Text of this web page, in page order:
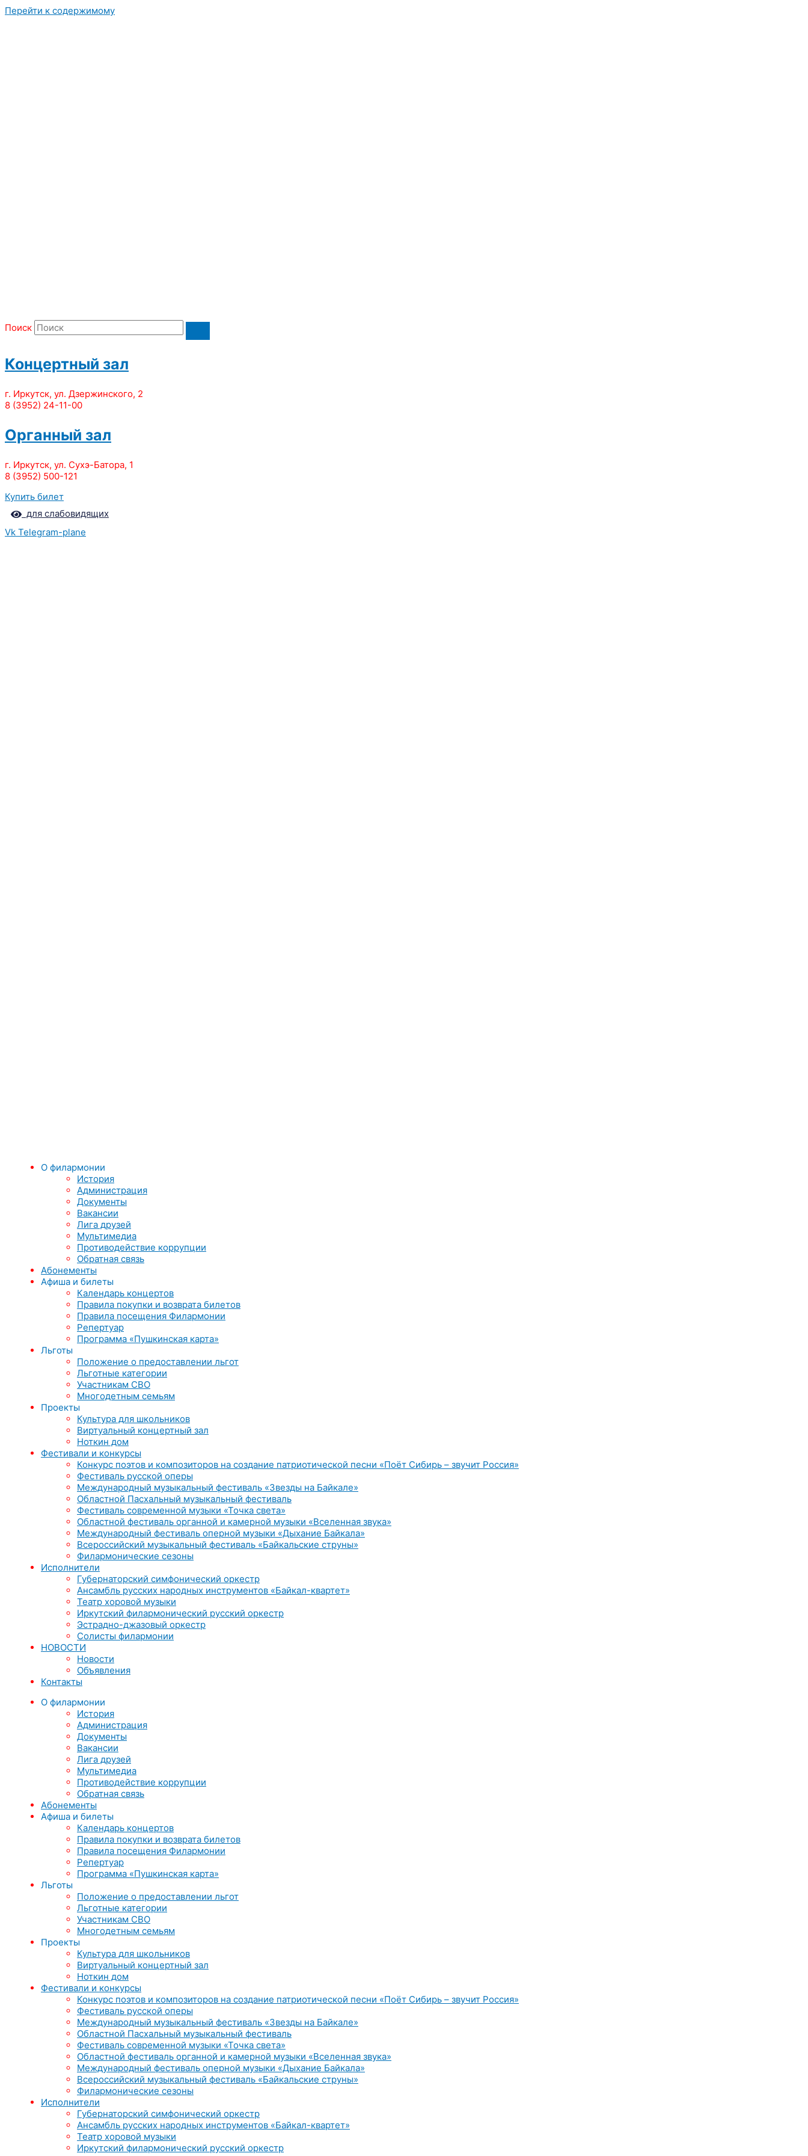
Перейти к содержимому
Поиск
Концертный зал
г. Иркутск, ул. Дзержинского, 2
8 (3952) 24-11-00
Органный зал
г. Иркутск, ул. Сухэ-Батора, 1
8 (3952) 500-121
Купить билет
для слабовидящих
Vk Telegram-plane
О филармонии
История
Администрация
Документы
Вакансии
Лига друзей
Мультимедиа
Противодействие коррупции
Обратная связь
Абонементы
Афиша и билеты
Календарь концертов
Правила покупки и возврата билетов
Правила посещения Филармонии
Репертуар
Программа «Пушкинская карта»
Льготы
Положение о предоставлении льгот
Льготные категории
Участникам СВО
Многодетным семьям
Проекты
Культура для школьников
Виртуальный концертный зал
Ноткин дом
Фестивали и конкурсы
Конкурс поэтов и композиторов на создание патриотической песни «Поёт Сибирь – звучит Россия»
Фестиваль русской оперы
Международный музыкальный фестиваль «Звезды на Байкале»
Областной Пасхальный музыкальный фестиваль
Фестиваль современной музыки «Точка света»
Областной фестиваль органной и камерной музыки «Вселенная звука»
Международный фестиваль оперной музыки «Дыхание Байкала»
Всероссийский музыкальный фестиваль «Байкальские струны»
Филармонические сезоны
Исполнители
Губернаторский симфонический оркестр
Ансамбль русских народных инструментов «Байкал-квартет»
Театр хоровой музыки
Иркутский филармонический русский оркестр
Эстрадно-джазовый оркестр
Солисты филармонии
НОВОСТИ
Новости
Объявления
Контакты
О филармонии
История
Администрация
Документы
Вакансии
Лига друзей
Мультимедиа
Противодействие коррупции
Обратная связь
Абонементы
Афиша и билеты
Календарь концертов
Правила покупки и возврата билетов
Правила посещения Филармонии
Репертуар
Программа «Пушкинская карта»
Льготы
Положение о предоставлении льгот
Льготные категории
Участникам СВО
Многодетным семьям
Проекты
Культура для школьников
Виртуальный концертный зал
Ноткин дом
Фестивали и конкурсы
Конкурс поэтов и композиторов на создание патриотической песни «Поёт Сибирь – звучит Россия»
Фестиваль русской оперы
Международный музыкальный фестиваль «Звезды на Байкале»
Областной Пасхальный музыкальный фестиваль
Фестиваль современной музыки «Точка света»
Областной фестиваль органной и камерной музыки «Вселенная звука»
Международный фестиваль оперной музыки «Дыхание Байкала»
Всероссийский музыкальный фестиваль «Байкальские струны»
Филармонические сезоны
Исполнители
Губернаторский симфонический оркестр
Ансамбль русских народных инструментов «Байкал-квартет»
Театр хоровой музыки
Иркутский филармонический русский оркестр